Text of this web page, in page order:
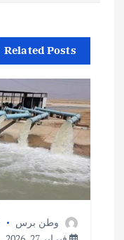
م
ق
Related Posts
وطن برس